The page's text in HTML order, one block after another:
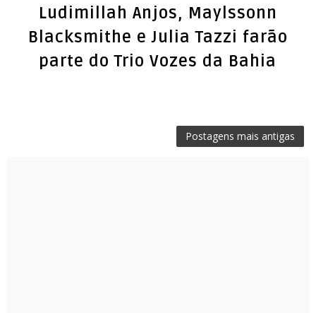
Ludimillah Anjos, Maylssonn
Blacksmithe e Julia Tazzi farão
parte do Trio Vozes da Bahia
Postagens mais antigas